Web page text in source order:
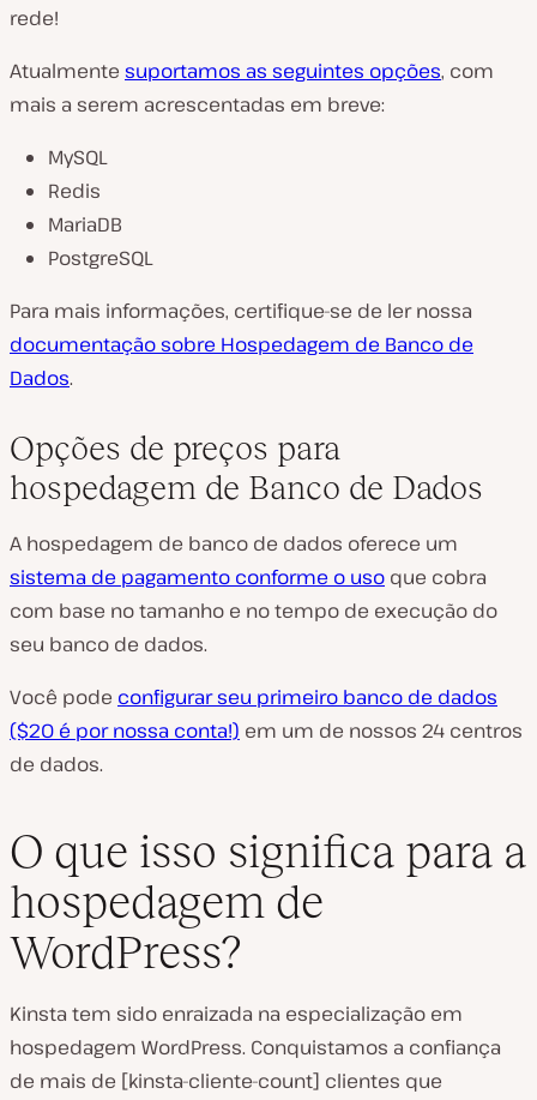
rede!
Atualmente suportamos as seguintes opções, com
mais a serem acrescentadas em breve:
MySQL
Redis
MariaDB
PostgreSQL
Para mais informações, certifique-se de ler nossa
documentação sobre Hospedagem de Banco de
Dados.
Opções de preços para
hospedagem de Banco de Dados
A hospedagem de banco de dados oferece um
sistema de pagamento conforme o uso que cobra
com base no tamanho e no tempo de execução do
seu banco de dados.
Você pode configurar seu primeiro banco de dados
($20 é por nossa conta!) em um de nossos 24 centros
de dados.
O que isso significa para a
hospedagem de
WordPress?
Kinsta tem sido enraizada na especialização em
hospedagem WordPress. Conquistamos a confiança
de mais de [kinsta-cliente-count] clientes que